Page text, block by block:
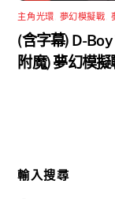
主角光環 夢幻模擬戰
(含字幕) D-
附魔) 夢幻模擬
輸入搜尋